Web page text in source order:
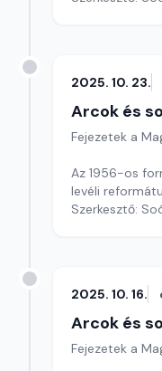
2025. 10. 23.
Arcok és
Fejezetek a
Az 1956-os
levéli
Szerkesztő:
2025. 10. 16.
Arcok és
Fejezetek a